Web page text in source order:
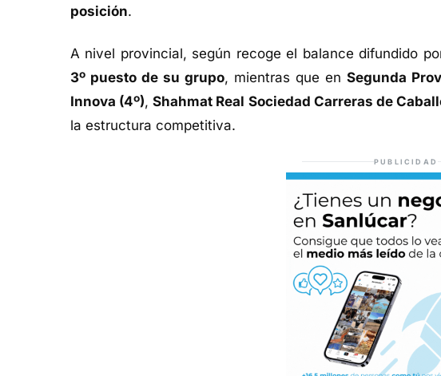
posición.
A nivel provincial, según recoge el balance difundido
3º puesto de su grupo, mientras que en Segunda
Innova (4º),Shahmat Real Sociedad Carreras de
la estructura competitiva.
PUBLICIDAD